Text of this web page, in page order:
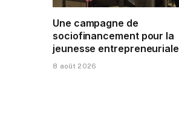
Une campagne de
sociofinancement pour la
jeunesse entrepreneuriale
8 août 2026